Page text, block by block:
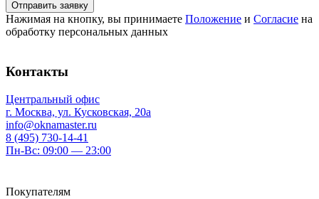
Нажимая на кнопку, вы принимаете Положение и Согласие на
обработку персональных данных
Контакты
Центральный офис
г. Москва, ул. Кусковская, 20а
info@oknamaster.ru
8 (495) 730-14-41
Пн-Вс: 09:00 — 23:00
Покупателям